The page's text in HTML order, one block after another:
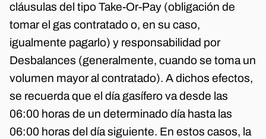
cláusulas del tipo Take-Or-Pay (obligación de
tomar el gas contratado o, en su caso,
igualmente pagarlo) y responsabilidad por
Desbalances (generalmente, cuando se toma un
volumen mayor al contratado). A dichos efectos,
se recuerda que el día gasífero va desde las
06:00 horas de un determinado día hasta las
06:00 horas del día siguiente. En estos casos, la